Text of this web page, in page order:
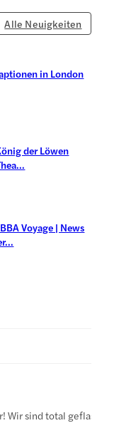
Alle Neuigkeiten
in London
der Löwen
Voyage | News
Wir sind total